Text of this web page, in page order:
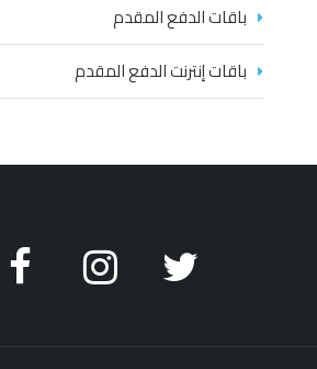
باقات الدفع المقدم
باقات إنترنت الدفع المقدم